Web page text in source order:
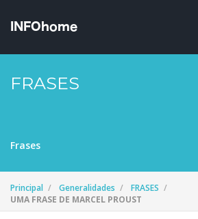
FRASES
Frases
Principal Generalidades
FRASES
UMA FRASE DE MARCEL PROUST